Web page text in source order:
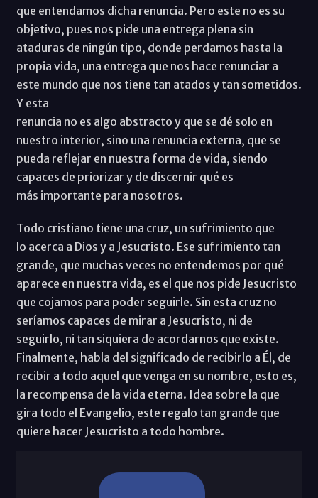
que entendamos dicha renuncia. Pero este no es su
objetivo, pues nos pide una entrega plena sin
ataduras de ningún tipo, donde perdamos hasta la
propia vida, una entrega que nos hace renunciar a
este mundo que nos tiene tan atados y tan sometidos.
Y esta
renuncia no es algo abstracto y que se dé solo en
nuestro interior, sino una renuncia externa, que se
pueda reflejar en nuestra forma de vida, siendo
capaces de priorizar y de discernir qué es
más importante para nosotros.
Todo cristiano tiene una cruz, un sufrimiento que
lo acerca a Dios y a Jesucristo. Ese sufrimiento tan
grande, que muchas veces no entendemos por qué
aparece en nuestra vida, es el que nos pide Jesucristo
que cojamos para poder seguirle. Sin esta cruz no
seríamos capaces de mirar a Jesucristo, ni de
seguirlo, ni tan siquiera de acordarnos que existe.
Finalmente, habla del significado de recibirlo a Él, de
recibir a todo aquel que venga en su nombre, esto es,
la recompensa de la vida eterna. Idea sobre la que
gira todo el Evangelio, este regalo tan grande que
quiere hacer Jesucristo a todo hombre.